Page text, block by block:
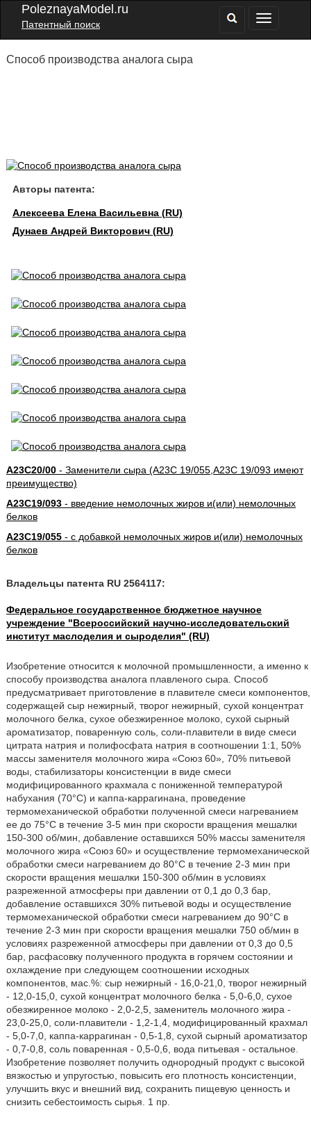
PoleznayaModel.ru
Патентный поиск
Способ производства аналога сыра
Авторы патента:
Алексеева Елена Васильевна (RU)
Дунаев Андрей Викторович (RU)
A23C20/00- Заменители сыра (A23C 19/055,A23C 19/093 имеют
преимущество)
A23C19/093- введение немолочных жиров и(или) немолочных
белков
A23C19/055- с добавкой немолочных жиров и(или) немолочных
белков
Владельцы патента RU 2564117:
Федеральное государственное бюджетное научное
учреждение "Всероссийский научно-исследовательский
институт маслоделия и сыроделия" (RU)
Изобретение относится к молочной промышленности, а именно к
способу производства аналога плавленого сыра. Способ
предусматривает приготовление в плавителе смеси компонентов,
содержащей сыр нежирный, творог нежирный, сухой концентрат
молочного белка, сухое обезжиренное молоко, сухой сырный
ароматизатор, поваренную соль, соли-плавители в виде смеси
цитрата натрия и полифосфата натрия в соотношении 1:1, 50%
массы заменителя молочного жира «Союз 60», 70% питьевой
воды, стабилизаторы консистенции в виде смеси
модифицированного крахмала с пониженной температурой
набухания (70°С) и каппа-каррагинана, проведение
термомеханической обработки полученной смеси нагреванием
ее до 75°С в течение 3-5 мин при скорости вращения мешалки
150-300 об/мин, добавление оставшихся 50% массы заменителя
молочного жира «Союз 60» и осуществление термомеханической
обработки смеси нагреванием до 80°С в течение 2-3 мин при
скорости вращения мешалки 150-300 об/мин в условиях
разреженной атмосферы при давлении от 0,1 до 0,3 бар,
добавление оставшихся 30% питьевой воды и осуществление
термомеханической обработки смеси нагреванием до 90°С в
течение 2-3 мин при скорости вращения мешалки 750 об/мин в
условиях разреженной атмосферы при давлении от 0,3 до 0,5
бар, расфасовку полученного продукта в горячем состоянии и
охлаждение при следующем соотношении исходных
компонентов, мас.%: сыр нежирный - 16,0-21,0, творог нежирный
- 12,0-15,0, сухой концентрат молочного белка - 5,0-6,0, сухое
обезжиренное молоко - 2,0-2,5, заменитель молочного жира -
23,0-25,0, соли-плавители - 1,2-1,4, модифицированный крахмал
- 5,0-7,0, каппа-каррагинан - 0,5-1,8, сухой сырный ароматизатор
- 0,7-0,8, соль поваренная - 0,5-0,6, вода питьевая - остальное.
Изобретение позволяет получить однородный продукт с высокой
вязкостью и упругостью, повысить его плотность консистенции,
улучшить вкус и внешний вид, сохранить пищевую ценность и
снизить себестоимость сырья. 1 пр.